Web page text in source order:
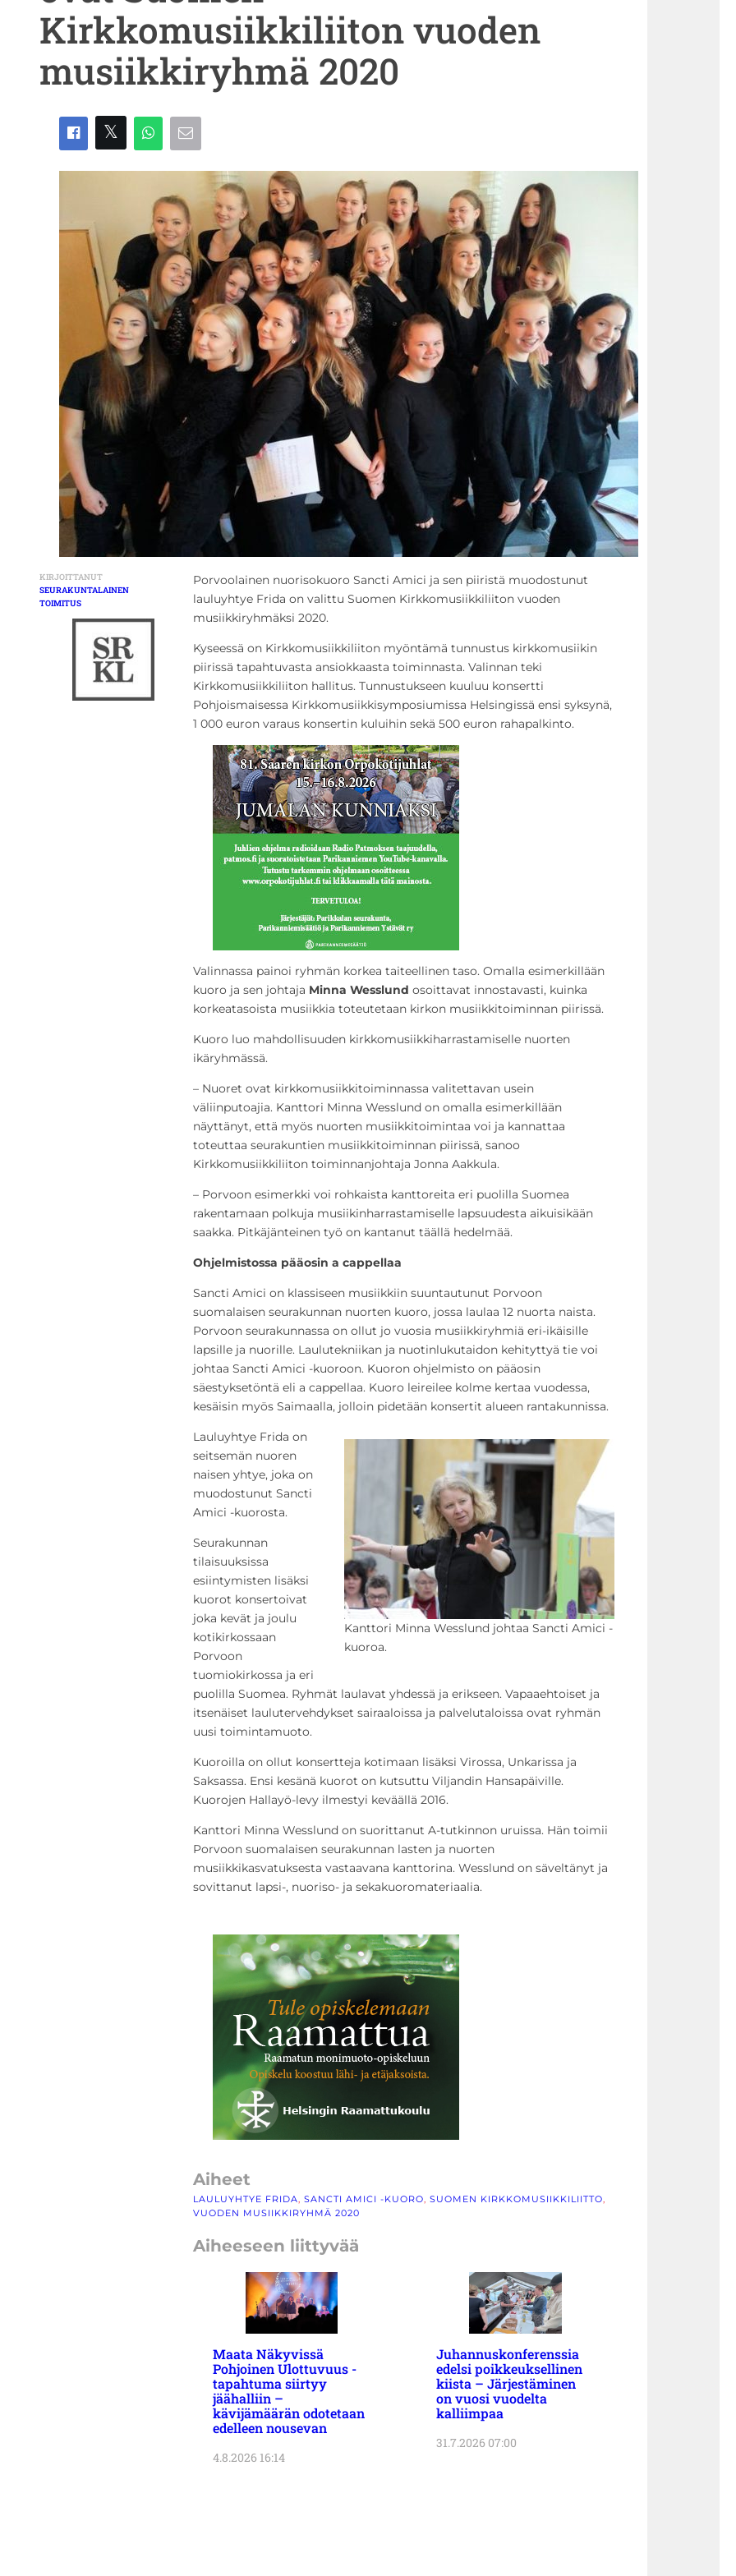
Kirkkomusiikkiliiton vuoden
musiikkiryhmä 2020
KIRJOITTANUT
SEURAKUNTALAINEN
TOIMITUS
Porvoolainen nuorisokuoro Sancti Amici ja sen piiristä muodostunut
lauluyhtye Frida on valittu Suomen Kirkkomusiikkiliiton vuoden
musiikkiryhmäksi 2020.
Kyseessä on Kirkkomusiikkiliiton myöntämä tunnustus kirkkomusiikin
piirissä tapahtuvasta ansiokkaasta toiminnasta. Valinnan teki
Kirkkomusiikkiliiton hallitus. Tunnustukseen kuuluu konsertti
Pohjoismaisessa Kirkkomusiikkisymposiumissa Helsingissä ensi syksynä,
1 000 euron varaus konsertin kuluihin sekä 500 euron rahapalkinto.
Valinnassa painoi ryhmän korkea taiteellinen taso. Omalla esimerkillään
kuoro ja sen johtaja Minna Wesslund osoittavat innostavasti, kuinka
korkeatasoista musiikkia toteutetaan kirkon musiikkitoiminnan piirissä.
Kuoro luo mahdollisuuden kirkkomusiikkiharrastamiselle nuorten
ikäryhmässä.
– Nuoret ovat kirkkomusiikkitoiminnassa valitettavan usein
väliinputoajia. Kanttori Minna Wesslund on omalla esimerkillään
näyttänyt, että myös nuorten musiikkitoimintaa voi ja kannattaa
toteuttaa seurakuntien musiikkitoiminnan piirissä, sanoo
Kirkkomusiikkiliiton toiminnanjohtaja Jonna Aakkula.
– Porvoon esimerkki voi rohkaista kanttoreita eri puolilla Suomea
rakentamaan polkuja musiikinharrastamiselle lapsuudesta aikuisikään
saakka. Pitkäjänteinen työ on kantanut täällä hedelmää.
Ohjelmistossa pääosin a cappellaa
Sancti Amici on klassiseen musiikkiin suuntautunut Porvoon
suomalaisen seurakunnan nuorten kuoro, jossa laulaa 12 nuorta naista.
Porvoon seurakunnassa on ollut jo vuosia musiikkiryhmiä eri-ikäisille
lapsille ja nuorille. Laulutekniikan ja nuotinlukutaidon kehityttyä tie voi
johtaa Sancti Amici -kuoroon. Kuoron ohjelmisto on pääosin
säestyksetöntä eli a cappellaa. Kuoro leireilee kolme kertaa vuodessa,
kesäisin myös Saimaalla, jolloin pidetään konsertit alueen rantakunnissa.
Kanttori Minna Wesslund johtaa Sancti Amici -
kuoroa.
Lauluyhtye Frida on
seitsemän nuoren
naisen yhtye, joka on
muodostunut Sancti
Amici -kuorosta.
Seurakunnan
tilaisuuksissa
esiintymisten lisäksi
kuorot konsertoivat
joka kevät ja joulu
kotikirkossaan
Porvoon
tuomiokirkossa ja eri
puolilla Suomea. Ryhmät laulavat yhdessä ja erikseen. Vapaaehtoiset ja
itsenäiset laulutervehdykset sairaaloissa ja palvelutaloissa ovat ryhmän
uusi toimintamuoto.
Kuoroilla on ollut konsertteja kotimaan lisäksi Virossa, Unkarissa ja
Saksassa. Ensi kesänä kuorot on kutsuttu Viljandin Hansapäiville.
Kuorojen Hallayö-levy ilmestyi keväällä 2016.
Kanttori Minna Wesslund on suorittanut A-tutkinnon uruissa. Hän toimii
Porvoon suomalaisen seurakunnan lasten ja nuorten
musiikkikasvatuksesta vastaavana kanttorina. Wesslund on säveltänyt ja
sovittanut lapsi-, nuoriso- ja sekakuoromateriaalia.
Aiheet
LAULUYHTYE FRIDA SANCTI AMICI -KUORO SUOMEN KIRKKOMUSIIKKILIITTO
VUODEN MUSIIKKIRYHMÄ 2020
Aiheeseen liittyvää
Maata Näkyvissä
Pohjoinen Ulottuvuus -
tapahtuma siirtyy
jäähalliin –
kävijämäärän odotetaan
edelleen nousevan
4.8.2026 16:14
Juhannuskonferenssia
edelsi poikkeuksellinen
kiista – Järjestäminen
on vuosi vuodelta
kalliimpaa
31.7.2026 07:00